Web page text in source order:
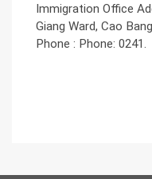
Immigration Office
Giang Ward, Cao
Phone : Phone: 0241.